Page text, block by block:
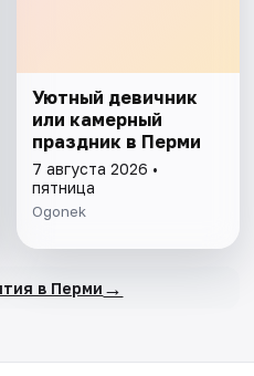
Уютный девичник
или камерный
праздник в Перми
7 августа 2026 •
пятница
Ogonek
в Перми →